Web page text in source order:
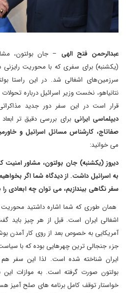
عبدالرحمن فتح الهی – جان بولتون،
(یکشنبه) برای سفری که با محوریت رایزنی
سرزمین‌های اشغالی شد. در این راستا
نتانیاهو، نخست وزیر اسرائیل درباره
قرار است در این سفر دور جدید
دیپلماسی ایرانیبرای بررسی دقیق تر
صفاتاج، کارشناس مسائل اسرائیل و
می خوانید:
دیروز (یکشنبه) جان بولتون، مشاور
به اسرائیل داشت. از دیدگاه شما اگر
سفر نگاهی بیندازیم، می توان چه ابعادی
همان طوری که شما اشاره داشتید
اشغالی ایران است. قبل از هر چیز باید
جزء جنجالی ترین چهرهایی بوده که با
ایران شناخته شده است. لذا این سفر
بولتون صورت گرفته است. به موازات
خواستار توقف کامل برنامه های صلح آمیز